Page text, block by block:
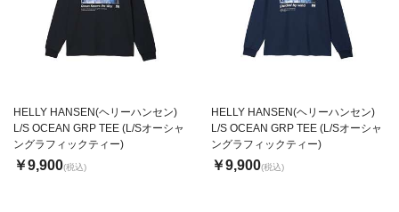
HELLY HANSEN(ヘリーハンセン)
L/S OCEAN GRP TEE (L/Sオーシャ
ングラフィックティー)
￥9,900(税込)
HELLY HANSEN(ヘリーハンセン)
L/S OCEAN GRP TEE (L/Sオーシャ
ングラフィックティー)
￥9,900(税込)